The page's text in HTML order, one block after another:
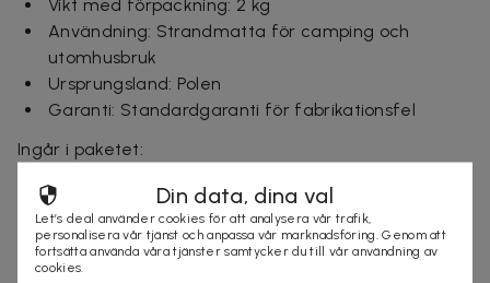
Vikt med förpackning: 2 kg
Användning: Strandmatta för camping och
utomhusbruk
Ursprungsland: Polen
Garanti: Standardgaranti för fabrikationsfel
Ingår i paketet:
1 st strandmatta med integrerad kudde
Leveranstid: 1–3 arbetsdagar
Din data, dina val
Let’s deal använder cookies för att analysera vår trafik,
personalisera vår tjänst och anpassa vår marknadsföring. Genom att
fortsätta använda våra tjänster samtycker du till vår användning av
cookies.